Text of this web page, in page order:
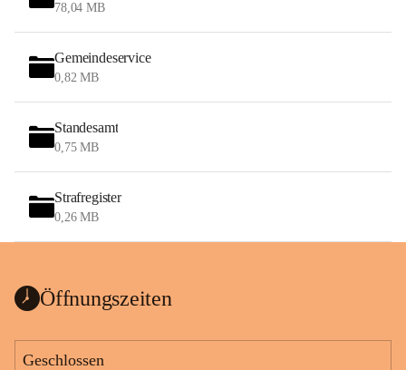
78,04 MB
Gemeindeservice
0,82 MB
Standesamt
0,75 MB
Strafregister
0,26 MB
Öffnungszeiten
Geschlossen